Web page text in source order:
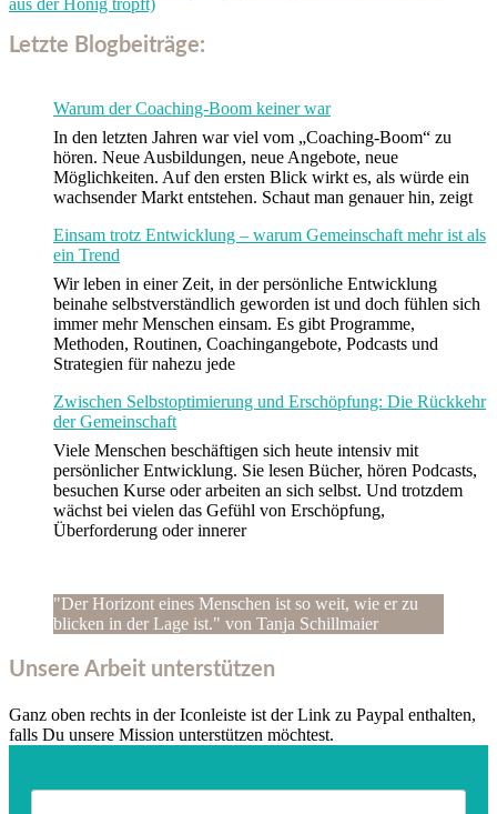
Letzte Blogbeiträge:
Warum der Coaching-Boom keiner war
In den letzten Jahren war viel vom „Coaching-Boom“ zu
hören. Neue Ausbildungen, neue Angebote, neue
Möglichkeiten. Auf den ersten Blick wirkt es, als würde ein
wachsender Markt entstehen. Schaut man genauer hin, zeigt
Einsam trotz Entwicklung – warum Gemeinschaft mehr ist als
ein Trend
Wir leben in einer Zeit, in der persönliche Entwicklung
beinahe selbstverständlich geworden ist und doch fühlen sich
immer mehr Menschen einsam. Es gibt Programme,
Methoden, Routinen, Coachingangebote, Podcasts und
Strategien für nahezu jede
Zwischen Selbstoptimierung und Erschöpfung: Die Rückkehr
der Gemeinschaft
Viele Menschen beschäftigen sich heute intensiv mit
persönlicher Entwicklung. Sie lesen Bücher, hören Podcasts,
besuchen Kurse oder arbeiten an sich selbst. Und trotzdem
wächst bei vielen das Gefühl von Erschöpfung,
Überforderung oder innerer
"Der Horizont eines Menschen ist so weit, wie er zu
blicken in der Lage ist." von Tanja Schillmaier
Unsere Arbeit unterstützen
Ganz oben rechts in der Iconleiste ist der Link zu Paypal enthalten,
falls Du unsere Mission unterstützen möchtest.